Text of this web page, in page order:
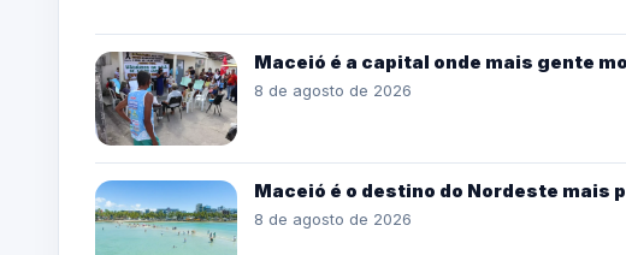
Maceió é a capital onde mais gente
8 de agosto de 2026
Maceió é o destino do Nordeste
8 de agosto de 2026